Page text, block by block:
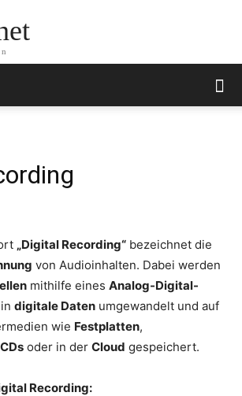
„Digital Recording“ bezeichnet die
von Audioinhalten. Dabei werden
mithilfe eines Analog-Digital-
in digitale Daten umgewandelt und auf
wie Festplatten,
CDs oder in der Cloud gespeichert.
Recording: